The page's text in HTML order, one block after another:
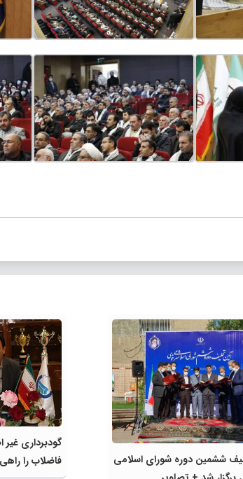
ششمین دوره شورای اسلامی
گودبرداری
فاضلاب را راهی ICU کرد